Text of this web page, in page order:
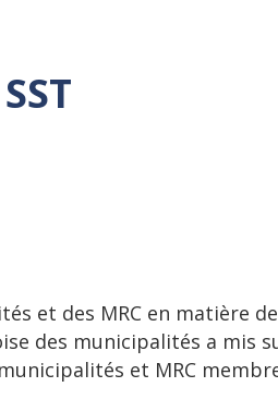
et des MRC en matière
des municipalités a mis
et MRC